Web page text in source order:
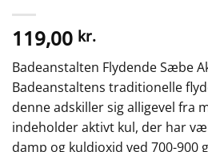
119,00 kr.
Badeanstalten Flydende Sæbe
Badeanstaltens traditionelle
denne adskiller sig alligevel fra
indeholder aktivt kul, der har
damp og kuldioxid ved 700-900